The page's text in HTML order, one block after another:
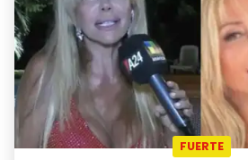
FUERTE